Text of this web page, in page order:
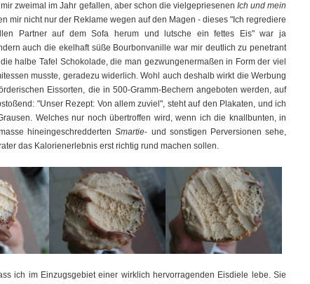
mir zweimal im Jahr gefallen, aber schon die vielgepriesenen Ich und mein
mir nicht nur der Reklame wegen auf den Magen - dieses "Ich regrediere
Partner auf dem Sofa herum und lutsche ein fettes Eis" war ja
auch die ekelhaft süße Bourbonvanille war mir deutlich zu penetrant
halbe Tafel Schokolade, die man gezwungenermaßen in Form der viel
musste, geradezu widerlich. Wohl auch deshalb wirkt die Werbung
Eissorten, die in 500-Gramm-Bechern angeboten werden, auf
"Unser Rezept: Von allem zuviel", steht auf den Plakaten, und ich
Welches nur noch übertroffen wird, wenn ich die knallbunten, in
hineingeschreddertenSmartie- und sonstigen Perversionen sehe,
das Kalorienerlebnis erst richtig rund machen sollen.
ich im Einzugsgebiet einer wirklich hervorragenden Eisdiele lebe. Sie